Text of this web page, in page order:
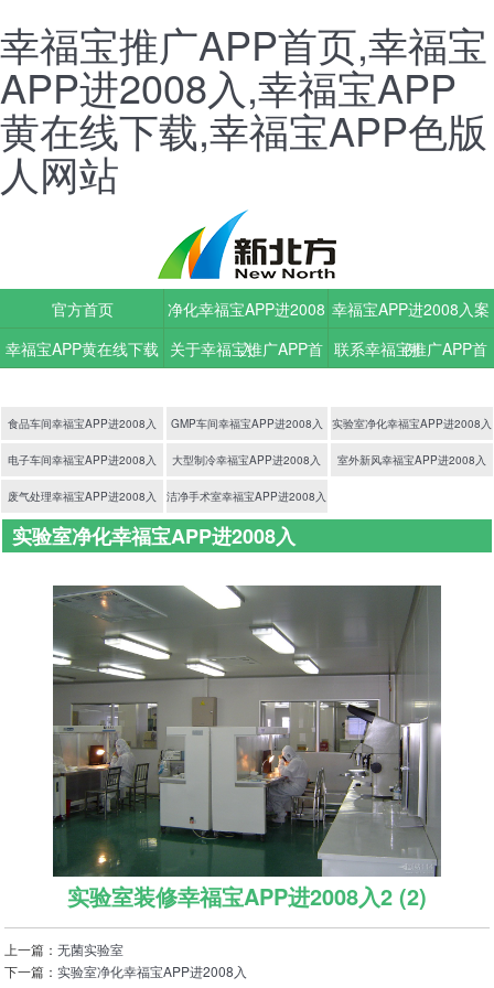
幸福宝推广APP首页,幸福宝
APP进2008入,幸福宝APP
黄在线下载,幸福宝APP色版
人网站
官方首页
净化幸福宝APP进2008
入
幸福宝APP进2008入案
例
幸福宝APP黄在线下载 关于幸福宝推广APP首 联系幸福宝推广APP首
食品车间幸福宝APP进2008入 GMP车间幸福宝APP进2008入 实验室净化幸福宝APP进2008入
电子车间幸福宝APP进2008入 大型制冷幸福宝APP进2008入 室外新风幸福宝APP进2008入
废气处理幸福宝APP进2008入 洁净手术室幸福宝APP进2008入
实验室净化幸福宝APP进2008入
实验室装修幸福宝APP进2008入2 (2)
上一篇：无菌实验室
下一篇：实验室净化幸福宝APP进2008入